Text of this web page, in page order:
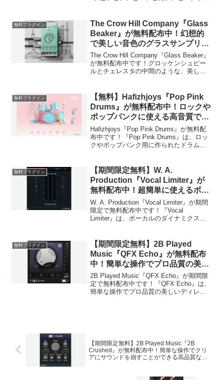
っ散...
無料プラグイン
The Crow Hill Company『Glass
Beaker』が無料配布中！幻想的
で美しい音色のグラスサンプリン
グプラグイン！
The Crow Hill Company『Glass Beaker』
が無料配布中です！グロッケンシュピー
ルとチェレスタの中間のような、美しい
載し、幻想的なサウンドや...
無料プラグイン
【無料】Hafizhjoys『Pop Pink
Drums』が無料配布中！ロックや
ポップパンクに使える高音質でシ
ンプルなドラム音源！
Hafizhjoys『Pop Pink Drums』が無料配
布中です！『Pop Pink Drums』は、ロッ
クやポップパンク用に作られたドラム音
広がりがあり、無料な...
無料プラグイン
【期間限定無料】W. A.
Production『Vocal Limiter』が
無料配布中！超簡単に使えるボー
カル処理に特化したリミッタープ
ラグイン！
W. A. Production『Vocal Limiter』が期間
限定で無料配布中です！『Vocal
Limiter』は、ボーカルのダイナミクスを
方はとても簡単で、ス...
無料プラグイン
【期間限定無料】2B Played
Music『QFX Echo』が無料配布
中！簡単な操作でプロ品質の美し
いディレイを作成できるワンノ
ブ・ディレイプラグイン！
2B Played Music『QFX Echo』が期間限
定で無料配布中です！『QFX Echo』は、
簡単な操作でプロ品質の美しいディレイ
【期間限定無料】2B Played Music『2B
Crushed』が無料配布中！簡単な操作でクリ
アにサウンドを崩すことができる高品質なビ